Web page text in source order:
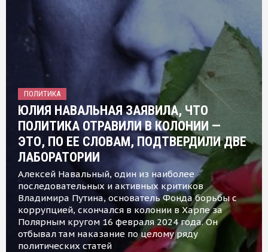
ПОЛИТИКА
ЮЛИЯ НАВАЛЬНАЯ ЗАЯВИЛА, ЧТО
ПОЛИТИКА ОТРАВИЛИ В КОЛОНИИ —
ЭТО, ПО ЕЕ СЛОВАМ, ПОДТВЕРДИЛИ ДВЕ
ЛАБОРАТОРИИ
Алексей Навальный, один из наиболее
последовательных и активных критиков
Владимира Путина, основатель Фонда борьбы с
коррупцией, скончался в колонии в Харпе за
Полярным кругом 16 февраля 2024 года. Он
отбывал там наказание по целому ряду
политических статей